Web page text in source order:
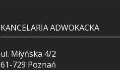
KANCELARIA ADWOKACKA
ul. Młyńska 4/2
61-729 Poznań